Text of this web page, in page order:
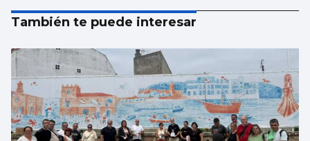
También te puede interesar